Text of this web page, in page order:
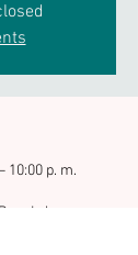
10:00 p. m.
de la